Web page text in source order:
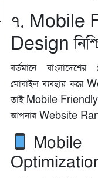
৭. Mobile
Design
বর্তমানে
মোবাইল ব্যবহার করে
তাই Mobile
আপনার Website
Mobile